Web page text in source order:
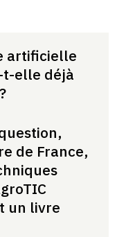
artificielle
elle déjà
de France,
un livre